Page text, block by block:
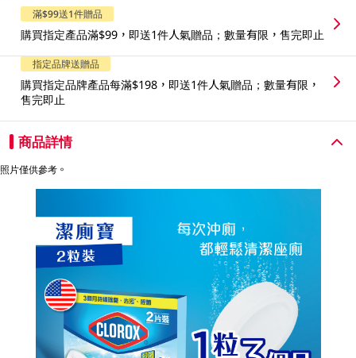
滿$99送1件贈品
購買指定產品滿$99，即送1件人氣贈品；數量有限，售完即止
指定品牌送贈品
購買指定品牌產品每滿$198，即送1件人氣贈品；數量有限，
售完即止
商品詳情
照片僅供參考。